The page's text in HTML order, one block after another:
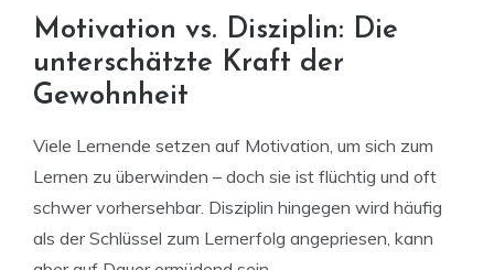
Motivation vs. Disziplin: Die
unterschätzte Kraft der
Gewohnheit
Viele Lernende setzen auf Motivation, um sich zum
Lernen zu überwinden – doch sie ist flüchtig und oft
schwer vorhersehbar. Disziplin hingegen wird häufig
als der Schlüssel zum Lernerfolg angepriesen, kann